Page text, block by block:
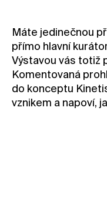
Novinky
Pro média
Pronájem prostor
Volné pozice
Máte jedinečnou
přímo hlavní
Výstavou vás totiž
Komentovaná
do konceptu
vznikem a napoví,